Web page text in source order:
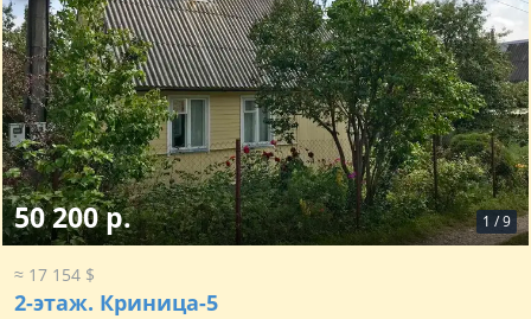
1 /9
50 200 р.
≈ 17 154 $
2-этаж. Криница-5